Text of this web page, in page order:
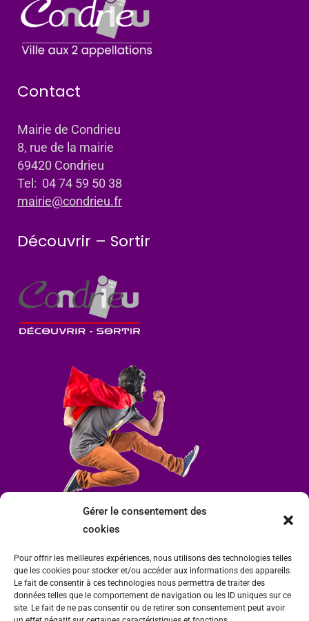
Gérer le consentement des
cookies
Pour offrir les meilleures expériences, nous utilisons des technologies telles
que les cookies pour stocker et/ou accéder aux informations des appareils.
Le fait de consentir à ces technologies nous permettra de traiter des
données telles que le comportement de navigation ou les ID uniques sur ce
site. Le fait de ne pas consentir ou de retirer son consentement peut avoir
Contact
Mairie de Condrieu
8, rue de la mairie
69420 Condrieu
Tel: 04 74 59 50 38
mairie@condrieu.fr
Découvrir – Sortir